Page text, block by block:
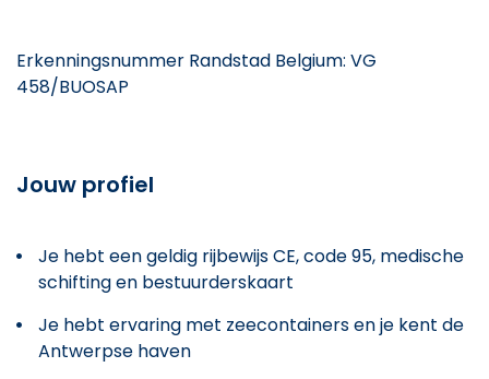
Erkenningsnummer Randstad Belgium: VG
458/BUOSAP
Jouw profiel
Je hebt een geldig rijbewijs CE, code 95, medische
schifting en bestuurderskaart
Je hebt ervaring met zeecontainers en je kent de
Antwerpse haven